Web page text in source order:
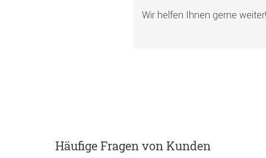
Wir helfen Ihnen gerne weiter!
Häufige Fragen von Kunden